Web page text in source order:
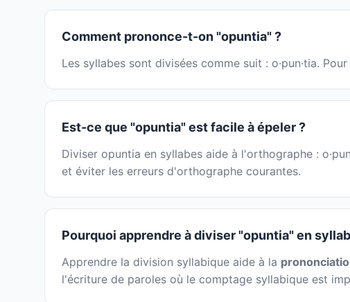
Comment prononce-t-on "opuntia" ?
Les syllabes sont divisées comme suit : o·pun·tia.
Est-ce que "opuntia" est facile à épeler ?
Diviser opuntia en syllabes aide à l'orthographe :
et éviter les erreurs d'orthographe courantes.
Pourquoi apprendre à diviser "opuntia" en
Apprendre la division syllabique aide à la
l'écriture de paroles où le comptage syllabique est